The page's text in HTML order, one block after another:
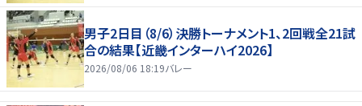
男子2日目（8/6）決勝トーナメント1、2回戦全21試
合の結果【近畿インターハイ2026】
2026/08/06 18:19バレー